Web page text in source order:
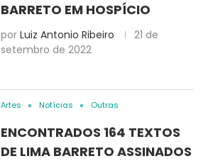
BARRETO EM HOSPÍCIO
por Luiz Antonio Ribeiro
21 de
setembro de 2022
Artes Notícias Outras
ENCONTRADOS 164 TEXTOS
DE LIMA BARRETO ASSINADOS